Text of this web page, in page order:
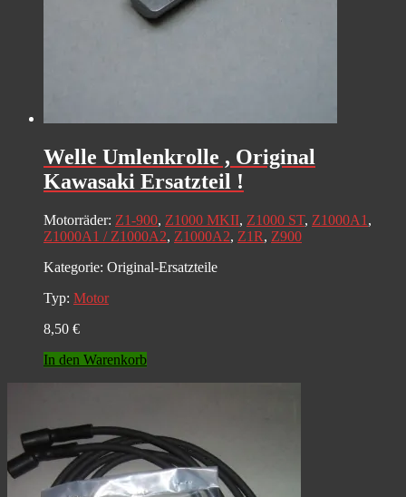
Welle Umlenkrolle , Original
Kawasaki Ersatzteil !
Motorräder: Z1-900, Z1000 MKII, Z1000 ST, Z1000A1 ,
Z1000A1 / Z1000A2, Z1000A2, Z1R, Z900
Kategorie: Original-Ersatzteile
Typ: Motor
8,50 €
In den Warenkorb